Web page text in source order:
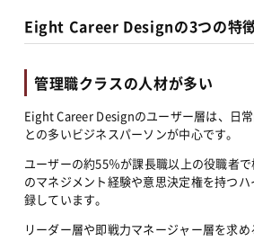
Eight Career Designの3つの特
管理職クラスの人材が多い
Eight Career Designのユーザー層は、日
との多いビジネスパーソンが中心です。
ユーザーの約55％が課長職以上の役職者
のマネジメント経験や意思決定権を持つ
録しています。
リーダー層や即戦力マネージャー層を求